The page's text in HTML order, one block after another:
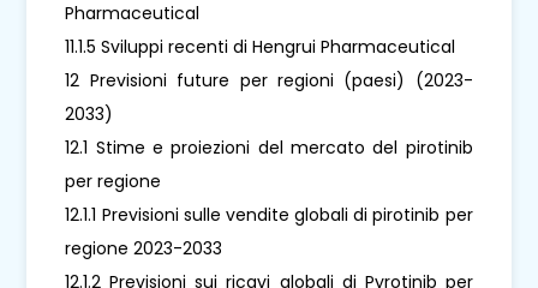
Pharmaceutical
11.1.5 Sviluppi recenti di Hengrui Pharmaceutical
12 Previsioni future per regioni (paesi) (2023-
2033)
12.1 Stime e proiezioni del mercato del pirotinib
per regione
12.1.1 Previsioni sulle vendite globali di pirotinib per
regione 2023-2033
12.1.2 Previsioni sui ricavi globali di Pyrotinib per